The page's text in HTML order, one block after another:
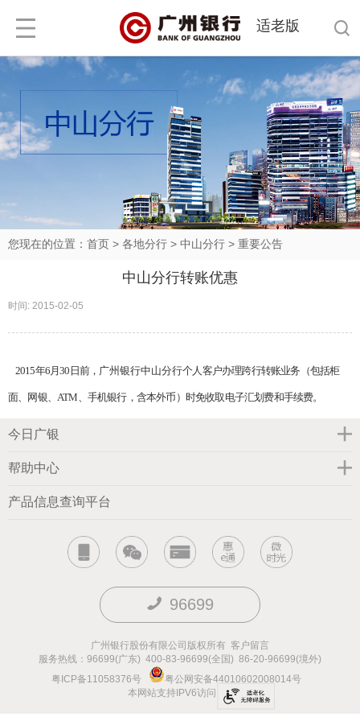
适老版
您现在的位置： 首页 > 各地分行 > 中山分行 > 重要公告
中山分行转账优惠
时间: 2015-02-05
2015年6月30日前， 广州银行中山分行个人客户办理跨行转账业务（包括柜
面、网银、ATM、手机银行，含本外币）时免收取电子汇划费和手续费。
今日广银
帮助中心
产品信息查询平台
96699
广州银行股份有限公司版权所有 客户留言
服务热线：96699(广东) 400-83-96699(全国) 86-20-96699(境外)
粤ICP备11058376号
粤公网安备44010602008014号
本网站支持IPV6访问